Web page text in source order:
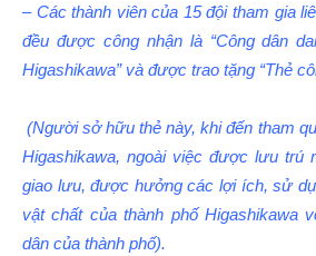
– Các thành viên của 15 đội tham gia
đều được công nhận là “Công dân
Higashikawa” và được trao tặng “Thẻ
(Người sở hữu thẻ này, khi đến tham
Higashikawa, ngoài việc được lưu trú
giao lưu, được hưởng các lợi ích, sử
vật chất của thành phố Higashikawa
dân của thành phố).